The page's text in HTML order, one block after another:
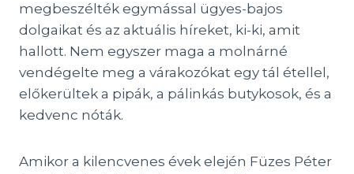
megbeszélték egymással ügyes-bajos
dolgaikat és az aktuális híreket, ki-ki, amit
hallott. Nem egyszer maga a molnárné
vendégelte meg a várakozókat egy tál étellel,
előkerültek a pipák, a pálinkás butykosok, és a
kedvenc nóták.
Amikor a kilencvenes évek elején Füzes Péter